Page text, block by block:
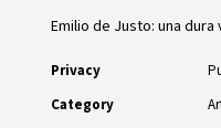
Emilio de Justo: una
Privacy
Category